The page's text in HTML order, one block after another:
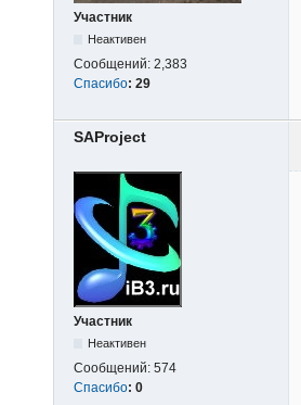
Участник
Неактивен
Сообщений: 2,383
Спасибо: 29
SAProject
Участник
Неактивен
Сообщений: 574
Спасибо: 0